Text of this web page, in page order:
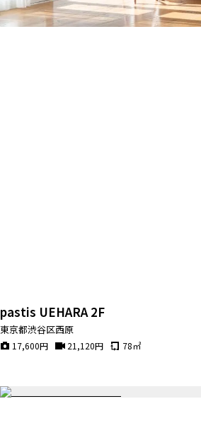
pastis UEHARA 2F
東京都渋谷区西原
17,600円 21,120円 78㎡